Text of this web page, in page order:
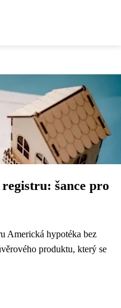
šance pro
Americká hypotéka bez
produktu, který se